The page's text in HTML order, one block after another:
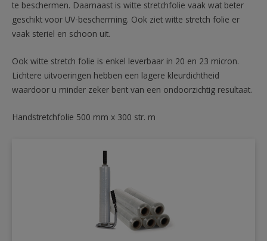
te beschermen. Daarnaast is witte stretchfolie vaak wat beter
geschikt voor UV-bescherming. Ook ziet witte stretch folie er
vaak steriel en schoon uit.
Ook witte stretch folie is enkel leverbaar in 20 en 23 micron.
Lichtere uitvoeringen hebben een lagere kleurdichtheid
waardoor u minder zeker bent van een ondoorzichtig resultaat.
Handstretchfolie 500 mm x 300 str. m